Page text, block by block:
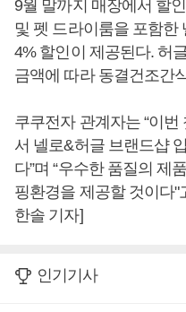
9월 말까지 매장에서 할
및 펫 드라이룸을 포함한
4% 할인이 제공된다. 허
금액에 따라 동결건조간
쿠쿠전자 관계자는 “이번
서 넬로&허글 브랜드샵
다”며 “우수한 품질의 제
핑환경을 제공할 것이다"
한솔 기자]
인기기사